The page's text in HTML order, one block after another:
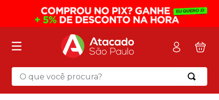
O que você procura?
Termos mais buscados